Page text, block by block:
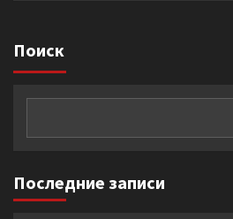
Поиск
Последние записи